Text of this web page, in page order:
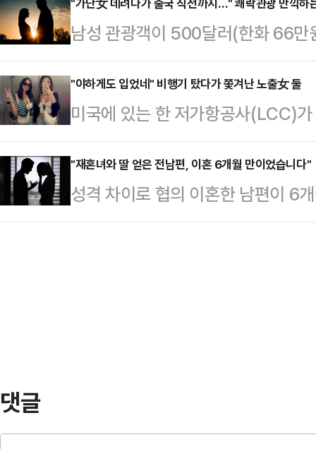
한 우치노는 "드디어 여러분과 만
신, 그래 너. 카메라 씨, 저를 그렇
고 요청했다.'비빔대왕'으로 유명해
비러 오실 때 참고하세요'란 제목의
찾는 손님들에게 감사 인사를 전했
까지 발걸음해 주신 여러분의 관심
희는 굉장한 맛집이 아니다. 비빔
려 노력하는 평…
남성 관광객이 500달러(한화 66만
하는 '쾌락 결혼(pleasure
시간) 홍콩 사우스차이나모닝포스
양지인 코타 분가(Kota Bunga)에
들을 통해 현지 여성들을 소개받는
고 남성 관광객은 여성에게 신부값
편과 성관계를 맺고 집안일도 한다.
다. 무…
"야하게도 입었네" 비행기 탔다가 쫓겨난 노출女 둘
미국에 있는 한 저가항공사(LCC)
유로 출발 직전 강제 하차 시켰다
일(현지시각) 미국 로스앤젤레스에
객 테레사 아라우조와 그의 친구가
로 비행기에서 쫓겨났다.남부 캘리
"재혼녀와 딸 얻은 전남편, 이혼 6개월 만이었습니다"
성격 차이로 협의 이혼한 남편이 6
위자료 청구에 대해 조언을 구하고
댓글